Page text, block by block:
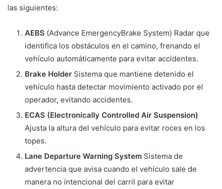
las siguientes:
AEBS (Advance EmergencyBrake System) Radar que
identifica los obstáculos en el camino, frenando el
vehículo automáticamente para evitar accidentes.
Brake Holder Sistema que mantiene detenido el
vehículo hasta detectar movimiento activado por el
operador, evitando accidentes.
ECAS (Electronically Controlled Air Suspension)
Ajusta la altura del vehículo para evitar roces en los
topes.
Lane Departure Warning System Sistema de
advertencia que avisa cuando el vehículo sale de
manera no intencional del carril para evitar